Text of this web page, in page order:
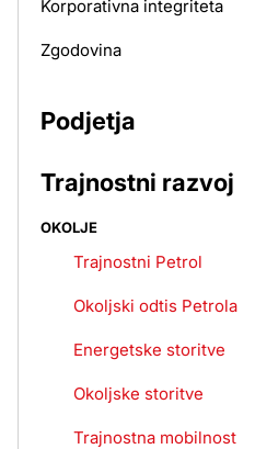
Korporativna integriteta
Zgodovina
Podjetja
Trajnostni razvoj
OKOLJE
Trajnostni Petrol
Okoljski odtis Petrola
Energetske storitve
Okoljske storitve
Trajnostna mobilnost